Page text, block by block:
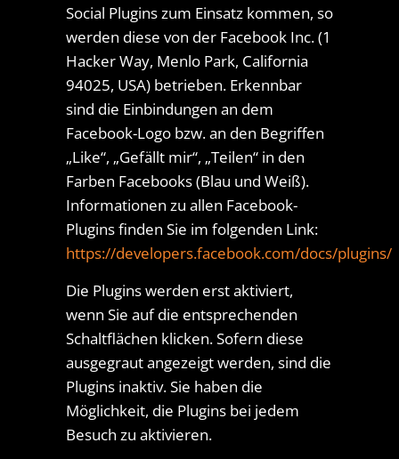
Social Plugins zum Einsatz kommen, so
werden diese von der Facebook Inc. (1
Hacker Way, Menlo Park, California
94025, USA) betrieben. Erkennbar
sind die Einbindungen an dem
Facebook-Logo bzw. an den Begriffen
„Like“, „Gefällt mir“, „Teilen“ in den
Farben Facebooks (Blau und Weiß).
Informationen zu allen Facebook-
Plugins finden Sie im folgenden Link:
https://developers.facebook.com/docs/plugins/
Die Plugins werden erst aktiviert,
wenn Sie auf die entsprechenden
Schaltflächen klicken. Sofern diese
ausgegraut angezeigt werden, sind die
Plugins inaktiv. Sie haben die
Möglichkeit, die Plugins bei jedem
Besuch zu aktivieren.